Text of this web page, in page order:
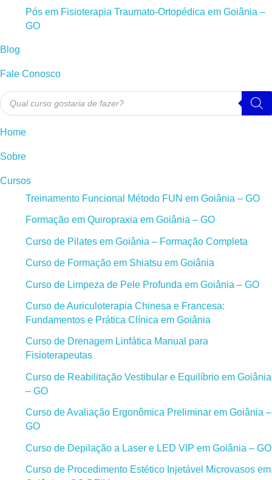
Pós em Fisioterapia Traumato-Ortopédica em Goiânia –
GO
Blog
Fale Conosco
Pesquisar
produtos
Home
Sobre
Cursos
Treinamento Funcional Método FUN em Goiânia – GO
Formação em Quiropraxia em Goiânia – GO
Curso de Pilates em Goiânia – Formação Completa
Curso de Formação em Shiatsu em Goiânia
Curso de Limpeza de Pele Profunda em Goiânia – GO
Curso de Auriculoterapia Chinesa e Francesa:
Fundamentos e Prática Clínica em Goiânia
Curso de Drenagem Linfática Manual para
Fisioterapeutas
Curso de Reabilitação Vestibular e Equilíbrio em Goiânia
– GO
Curso de Avaliação Ergonômica Preliminar em Goiânia –
GO
Curso de Depilação a Laser e LED VIP em Goiânia – GO
Curso de Procedimento Estético Injetável Microvasos em